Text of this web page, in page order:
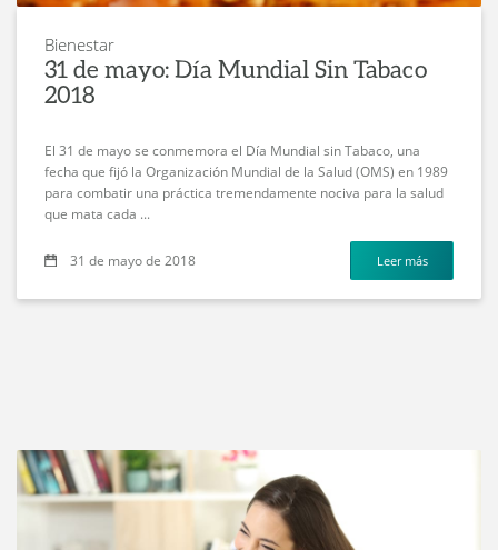
Bienestar
31 de mayo: Día Mundial Sin Tabaco
2018
El 31 de mayo se conmemora el Día Mundial sin Tabaco, una
fecha que fijó la Organización Mundial de la Salud (OMS) en 1989
para combatir una práctica tremendamente nociva para la salud
que mata cada ...
31 de mayo de 2018 Leer más